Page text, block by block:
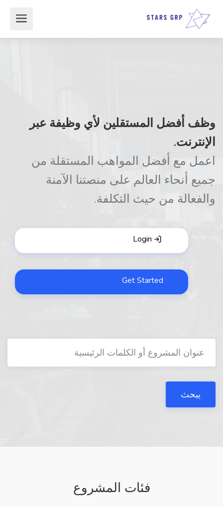
وظف أفضل المستقلين لأي وظيفة عبر
الإنترنت.
اعمل مع أفضل المواهب المستقلة من
جميع أنحاء العالم على منصتنا الآمنة
والفعالة من حيث التكلفة.
Get Started
يبحث
فئات المشروع